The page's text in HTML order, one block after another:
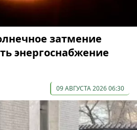
затмение
энергоснабжение
09 АВГУСТА 2026 06:30